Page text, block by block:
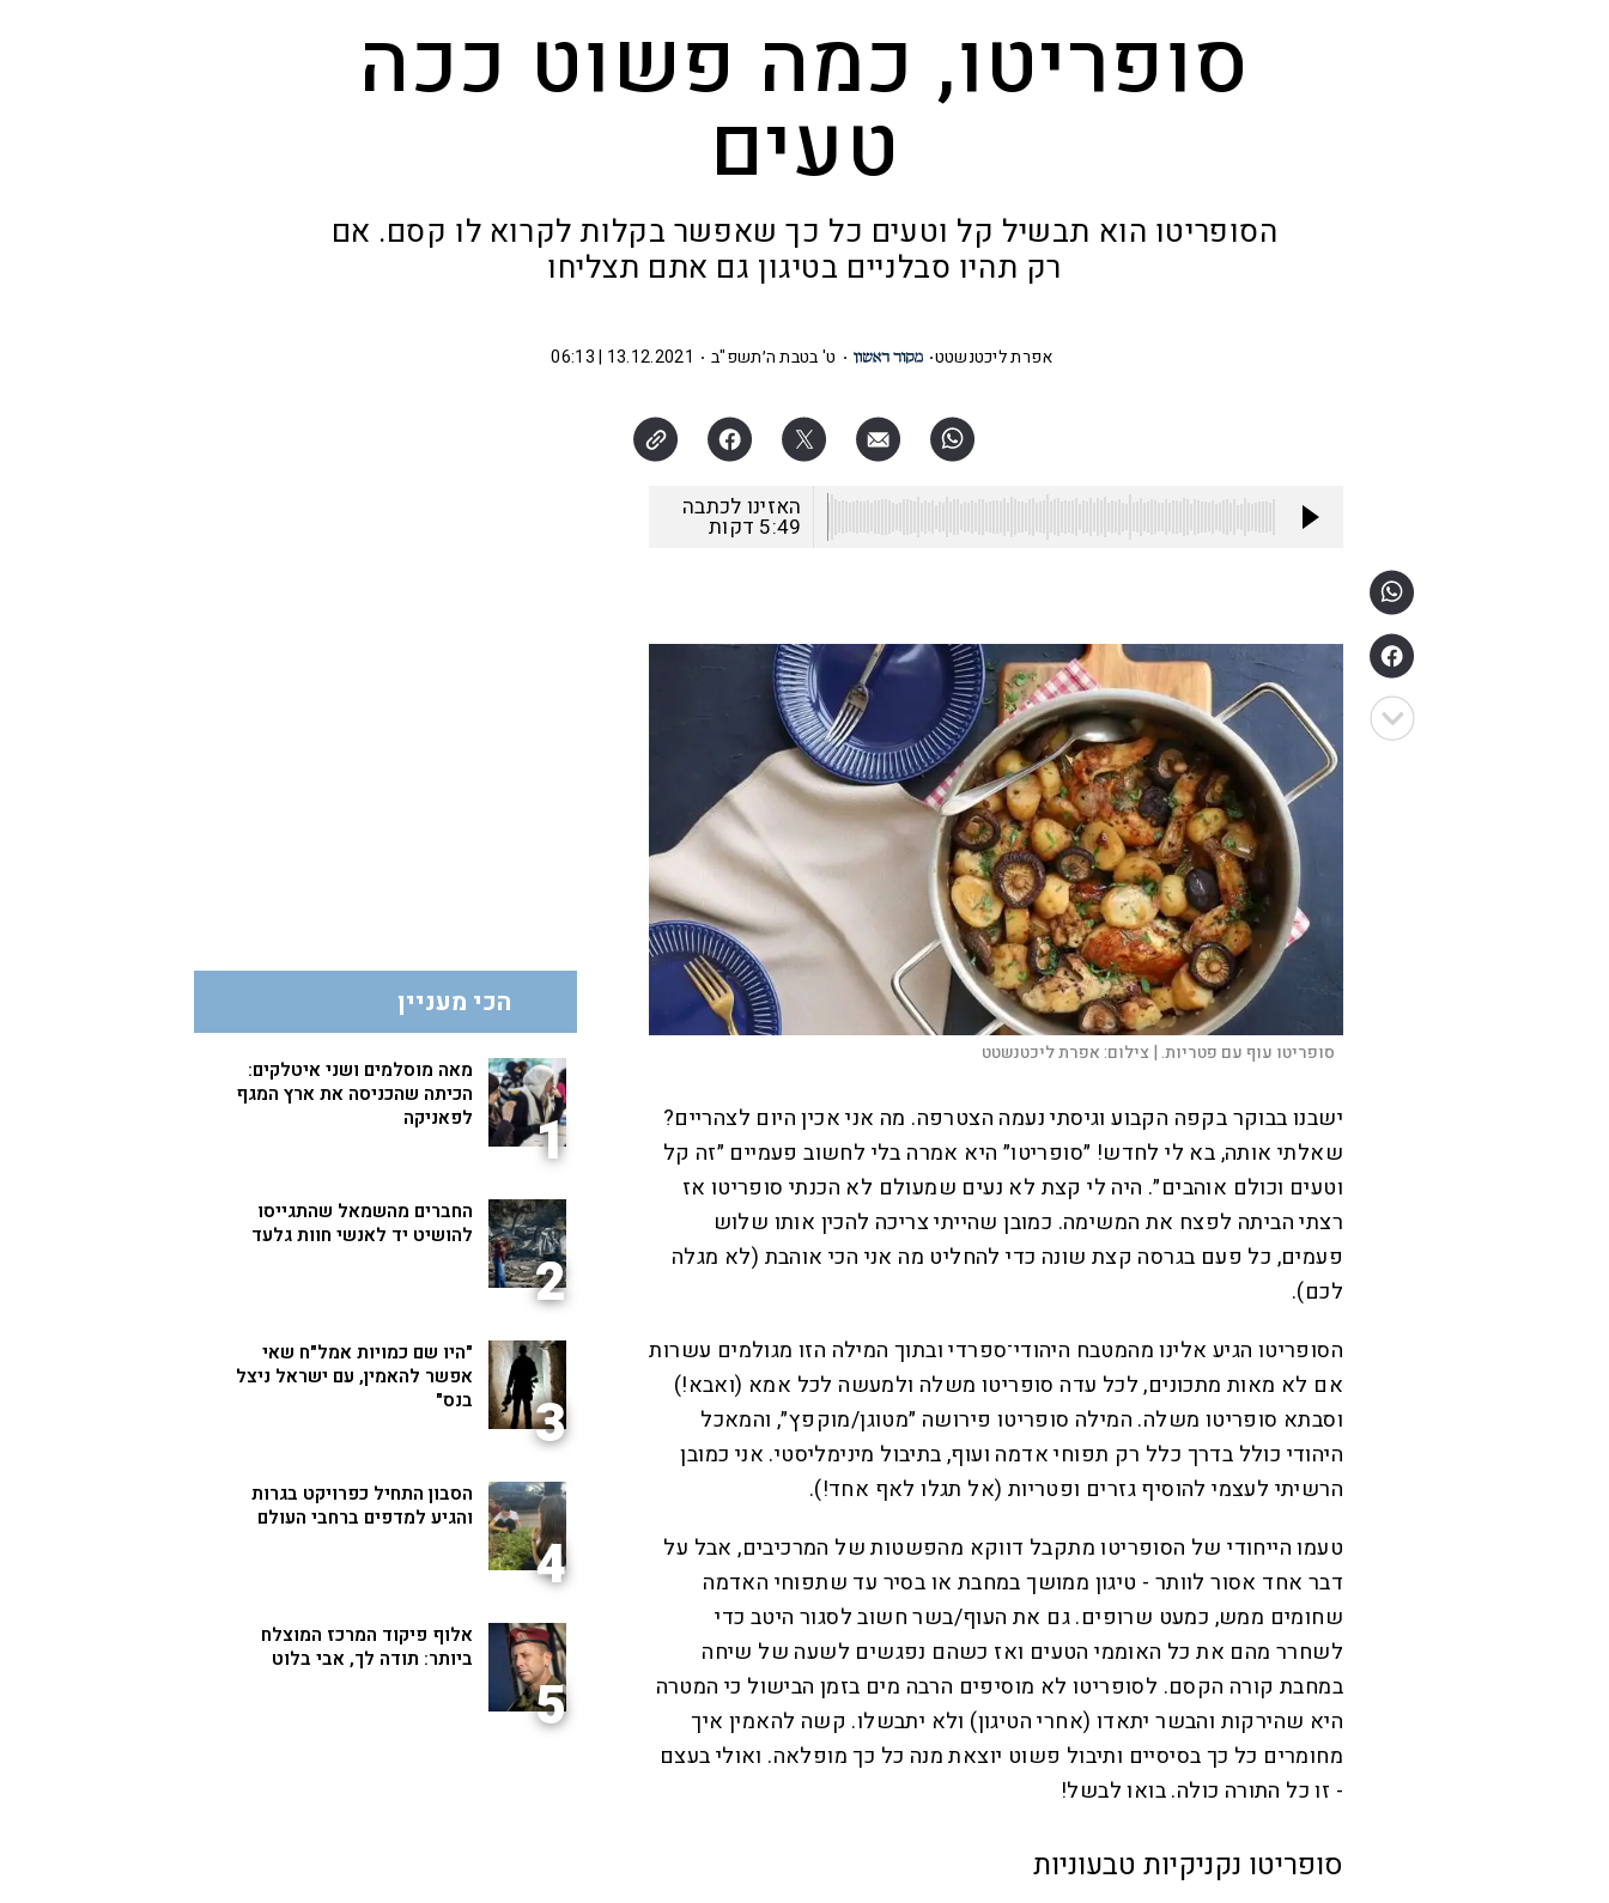
סופריטו, כמה פשוט ככה
טעים
הסופריטו הוא תבשיל קל וטעים כל כך שאפשר בקלות לקרוא לו קסם. אם
רק תהיו סבלניים בטיגון גם אתם תצליחו
אפרת ליכטנשטט ט' בטבת ה׳תשפ"ב 13.12.2021 | 06:13
האזינו לכתבה
5:49 דקות
סופריטו עוף עם פטריות. | צילום:אפרת ליכטנשטט
ישבנו בבוקר בקפה הקבוע וגיסתי נעמה הצטרפה. מה אני אכין היום לצהריים?
שאלתי אותה, בא לי לחדש! ״סופריטו״ היא אמרה בלי לחשוב פעמיים ״זה קל
וטעים וכולם אוהבים״. היה לי קצת לא נעים שמעולם לא הכנתי סופריטו אז
רצתי הביתה לפצח את המשימה. כמובן שהייתי צריכה להכין אותו שלוש
פעמים, כל פעם בגרסה קצת שונה כדי להחליט מה אני הכי אוהבת (לא מגלה
לכם).
הסופריטו הגיע אלינו מהמטבח היהודי־ספרדי ובתוך המילה הזו מגולמים עשרות
אם לא מאות מתכונים, לכל עדה סופריטו משלה ולמעשה לכל אמא (ואבא!)
וסבתא סופריטו משלה. המילה סופריטו פירושה ״מטוגן/מוקפץ״, והמאכל
היהודי כולל בדרך כלל רק תפוחי אדמה ועוף, בתיבול מינימליסטי. אני כמובן
הרשיתי לעצמי להוסיף גזרים ופטריות (אל תגלו לאף אחד!).
טעמו הייחודי של הסופריטו מתקבל דווקא מהפשטות של המרכיבים, אבל על
דבר אחד אסור לוותר - טיגון ממושך במחבת או בסיר עד שתפוחי האדמה
שחומים ממש, כמעט שרופים. גם את העוף/בשר חשוב לסגור היטב כדי
לשחרר מהם את כל האוממי הטעים ואז כשהם נפגשים לשעה של שיחה
במחבת קורה הקסם. לסופריטו לא מוסיפים הרבה מים בזמן הבישול כי המטרה
היא שהירקות והבשר יתאדו (אחרי הטיגון) ולא יתבשלו. קשה להאמין איך
מחומרים כל כך בסיסיים ותיבול פשוט יוצאת מנה כל כך מופלאה. ואולי בעצם
- זו כל התורה כולה. בואו לבשל!
סופריטו נקניקיות טבעוניות
הכי מעניין
1
מאה מוסלמים ושני איטלקים:
הכיתה שהכניסה את ארץ המגף
לפאניקה
2
החברים מהשמאל שהתגייסו
להושיט יד לאנשי חוות גלעד
3
"היו שם כמויות אמל"ח שאי
אפשר להאמין, עם ישראל ניצל
בנס"
4
הסבון התחיל כפרויקט בגרות
והגיע למדפים ברחבי העולם
5
אלוף פיקוד המרכז המוצלח
ביותר: תודה לך, אבי בלוט